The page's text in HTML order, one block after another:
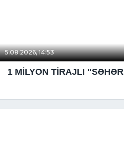
5.08.2026, 14:53
1 MİLYON TİRAJLI